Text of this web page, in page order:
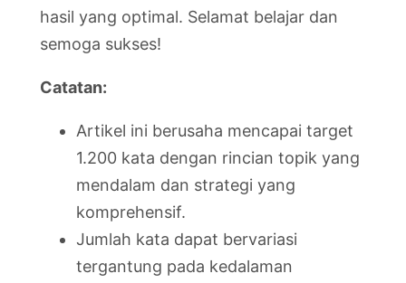
hasil yang optimal. Selamat belajar dan
semoga sukses!
Catatan:
Artikel ini berusaha mencapai target
1.200 kata dengan rincian topik yang
mendalam dan strategi yang
komprehensif.
Jumlah kata dapat bervariasi
tergantung pada kedalaman